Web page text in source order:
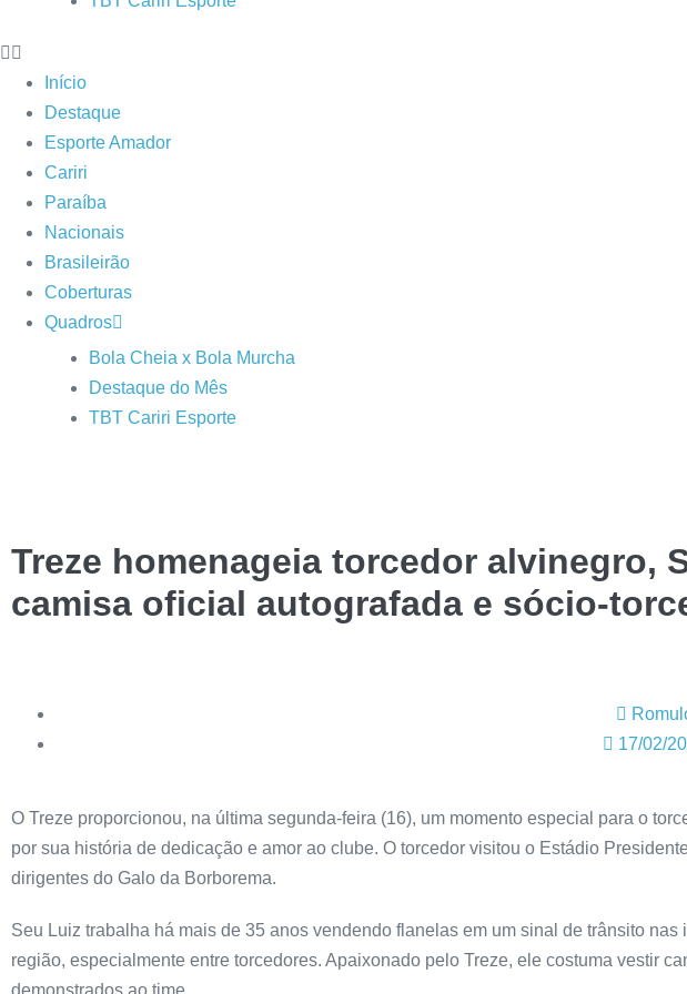
Início
Destaque
Esporte Amador
Cariri
Paraíba
Nacionais
Brasileirão
Coberturas
Quadros
Bola Cheia x Bola Murcha
Destaque do Mês
TBT Cariri Esporte
Treze homenageia torcedor alvinegro,
camisa oficial autografada e sócio-
17/02/
O Treze proporcionou, na última segunda-feira (16), um momento especial para o
por sua história de dedicação e amor ao clube. O torcedor visitou o Estádio
dirigentes do Galo da Borborema.
Seu Luiz trabalha há mais de 35 anos vendendo flanelas em um sinal de trânsito
região, especialmente entre torcedores. Apaixonado pelo Treze, ele costuma vestir
demonstrados ao time.